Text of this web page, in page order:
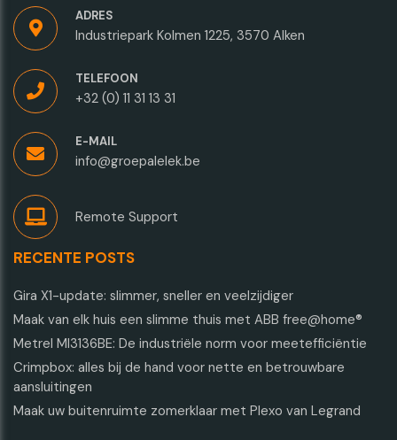
ADRES
Industriepark Kolmen 1225, 3570 Alken
TELEFOON
+32 (0) 11 31 13 31
E-MAIL
info@groepalelek.be
Remote Support
RECENTE POSTS
Gira X1-update: slimmer, sneller en veelzijdiger
Maak van elk huis een slimme thuis met ABB free@home®
Metrel MI3136BE: De industriële norm voor meetefficiëntie
Crimpbox: alles bij de hand voor nette en betrouwbare
aansluitingen
Maak uw buitenruimte zomerklaar met Plexo van Legrand